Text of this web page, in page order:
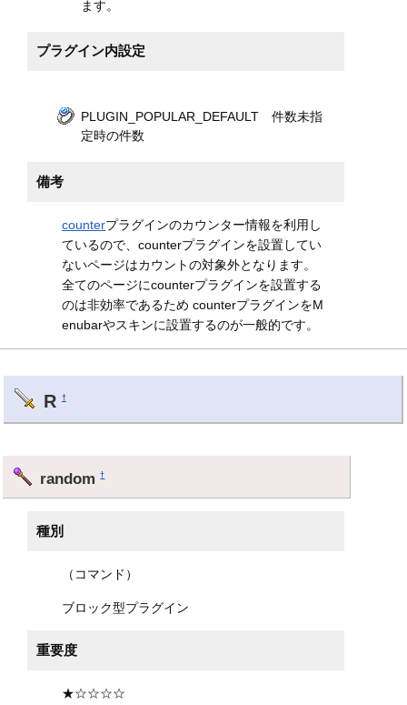
ます。
プラグイン内設定
PLUGIN_POPULAR_DEFAULT 件数未指
定時の件数
備考
counterプラグインのカウンター情報を利用し
ているので、counterプラグインを設置してい
ないページはカウントの対象外となります。
全てのページにcounterプラグインを設置する
のは非効率であるため counterプラグインをM
enubarやスキンに設置するのが一般的です。
R †
random†
種別
（コマンド）
ブロック型プラグイン
重要度
★☆☆☆☆